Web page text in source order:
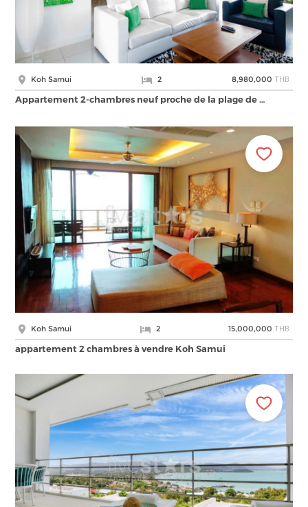
Koh Samui 2 8,980,000 THB
Appartement 2-chambres neuf proche de la plage de …
Koh Samui 2 15,000,000 THB
appartement 2 chambres à vendre Koh Samui